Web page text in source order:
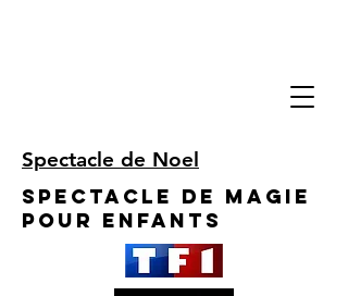
Spectacle de Noel
Spectacle de Magie
pour enfants